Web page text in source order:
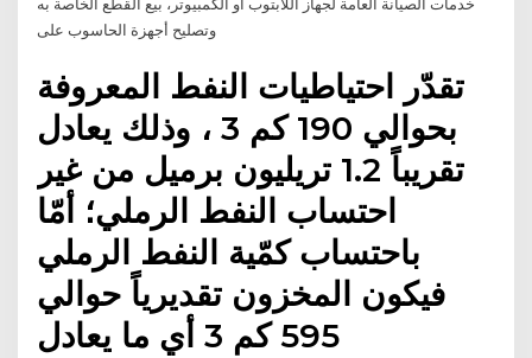
وتصليح أجهزة الحاسوب على
تقدّر احتياطيات النفط المعروفة
بحوالي 190 كم 3 ، وذلك يعادل
تقريباً 1.2 تريليون برميل من غير
احتساب النفط الرملي؛ أمّا
باحتساب كمّية النفط الرملي
فيكون المخزون تقديرياً حوالي
595 كم 3 أي ما يعادل